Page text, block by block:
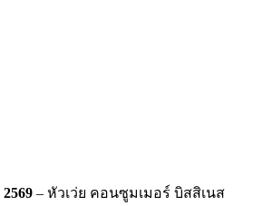
2569 – หัวเว่ย คอนซูมเมอร์ บิสสิเนส